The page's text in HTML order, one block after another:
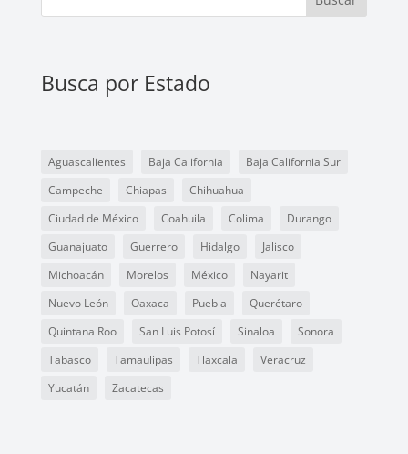
Busca por Estado
Aguascalientes Baja California
Baja California Sur
Campeche
Chiapas
Chihuahua
Ciudad de México
Coahuila Colima
Durango
Guanajuato
Guerrero Hidalgo
Jalisco
Michoacán
Morelos México
Nayarit
Nuevo León
Oaxaca Puebla
Querétaro
Quintana Roo
San Luis Potosí Sinaloa
Sonora
Tabasco
Tamaulipas Tlaxcala
Veracruz
Yucatán
Zacatecas